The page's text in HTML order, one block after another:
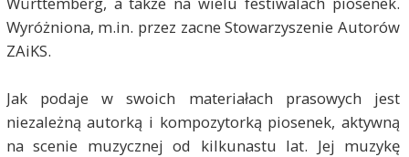
Wyróżniona, m.in. przez zacne Stowarzyszenie Autorów
ZAiKS.
Jak podaje w swoich materiałach prasowych jest
niezależną autorką i kompozytorką piosenek, aktywną
na scenie muzycznej od kilkunastu lat. Jej muzykę